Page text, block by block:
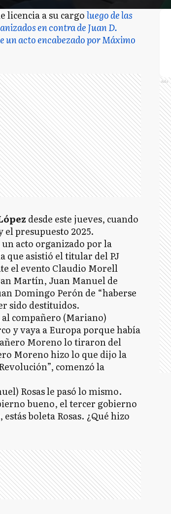
licencia a su cargoluego de las
en contra de Juan D.
un acto encabezado por Máximo
desde este jueves, cuando
presupuesto 2025.
acto organizado por la
que asistió el titular del PJ
el evento Claudio Morell
Martín, Juan Manuel de
Domingo Perón de “haberse
sido destituidos.
al compañero (Mariano)
y vaya a Europa porque había
Moreno lo tiraron del
Moreno hizo lo que dijo la
comenzó la
Rosas le pasó lo mismo.
bueno, el tercer gobierno
boleta Rosas. ¿Qué hizo
Ads